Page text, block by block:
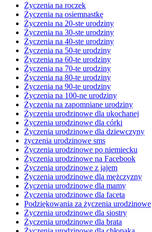
Życzenia na roczek
Życzenia na osiemnastkę
Życzenia na 20-ste urodziny
Życzenia na 30-ste urodziny
Życzenia na 40-ste urodziny
Życzenia na 50-te urodziny
Życzenia na 60-te urodziny
Życzenia na 70-te urodziny
Życzenia na 80-te urodziny
Życzenia na 90-te urodziny
Życzenia na 100-ne urodziny
Życzenia na zapomniane urodziny
Życzenia urodzinowe dla ukochanej
Życzenia urodzinowe dla córki
Życzenia urodzinowe dla dziewczyny
życzenia urodzinowe sms
Życzenia urodzinowe po niemiecku
Życzenia urodzinowe na Facebook
Życzenia urodzinowe z jajem
Życzenia urodzinowe dla mężczyzny
Życzenia urodzinowe dla mamy
Życzenia urodzinowe dla faceta
Podziękowania za życzenia urodzinowe
Życzenia urodzinowe dla siostry
Życzenia urodzinowe dla brata